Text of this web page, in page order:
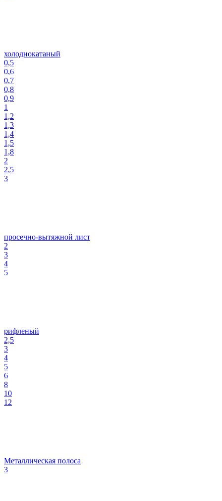
холоднокатаный
0,5
0,6
0,7
0,8
0,9
1
1,2
1,3
1,4
1,5
1,8
2
2,5
3
просечно-вытяжной лист
2
3
4
5
рифленый
2,5
3
4
5
6
8
10
12
Металлическая полоса
3